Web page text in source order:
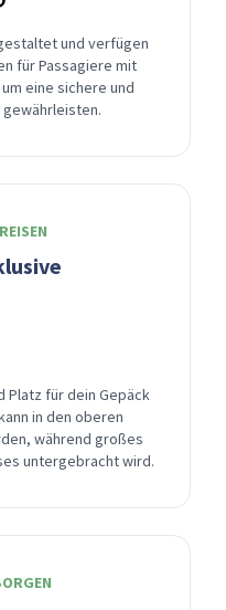
und verfügen
für Passagiere mit
eine sichere und
Platz für dein Gepäck
in den oberen
während großes
untergebracht wird.